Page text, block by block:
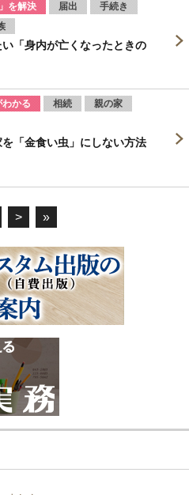
を解決 届出
手続き
「身内が亡くなったときの
わかる 相続
親の家
「金食い虫」にしない方法
> »